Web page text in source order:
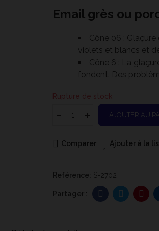
Email grès ou
Cône 06 :
violets et blancs et
Cône 6 : La
fondent. Des
Rupture de stock
AJOUTER AU
Comparer Ajouter à la
Reférence: S-2702